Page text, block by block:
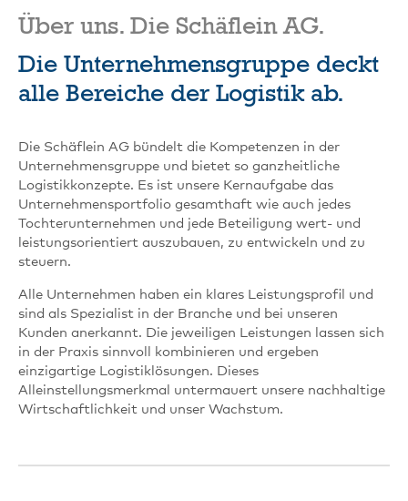
Über uns. Die Schäflein AG.
Die Unternehmensgruppe deckt
alle Bereiche der Logistik ab.
Die Schäflein AG bündelt die Kompetenzen in der
Unternehmensgruppe und bietet so ganzheitliche
Logistikkonzepte. Es ist unsere Kernaufgabe das
Unternehmensportfolio gesamthaft wie auch jedes
Tochterunternehmen und jede Beteiligung wert- und
leistungsorientiert auszubauen, zu entwickeln und zu
steuern.
Alle Unternehmen haben ein klares Leistungsprofil und
sind als Spezialist in der Branche und bei unseren
Kunden anerkannt. Die jeweiligen Leistungen lassen sich
in der Praxis sinnvoll kombinieren und ergeben
einzigartige Logistiklösungen. Dieses
Alleinstellungsmerkmal untermauert unsere nachhaltige
Wirtschaftlichkeit und unser Wachstum.